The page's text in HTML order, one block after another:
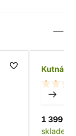
Kutná
1 399 Kč
skladem